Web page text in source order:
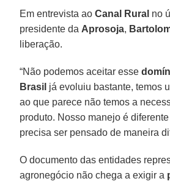
Em entrevista aoCanal Rural no
presidente da Aprosoja,
liberação.
“Não podemos aceitar esse
Brasil já evoluiu bastante, temos
ao que parece não temos a
produto. Nosso manejo é
precisa ser pensado de maneira
O documento das entidades
agronegócio não chega a exigir a